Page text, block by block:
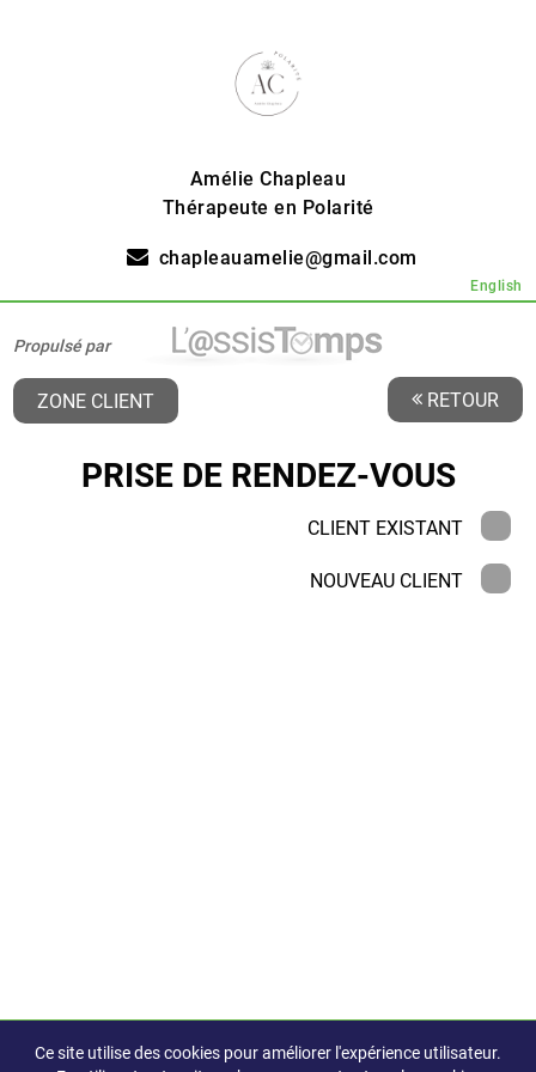
Amélie Chapleau
Thérapeute en Polarité
chapleauamelie@gmail.com
English
Propulsé par
RETOUR
ZONE CLIENT
PRISE DE RENDEZ-VOUS
CLIENT EXISTANT
NOUVEAU CLIENT
Ce site utilise des cookies pour améliorer l'expérience utilisateur.